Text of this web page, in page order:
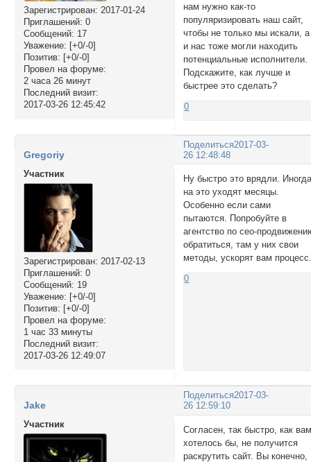
Зарегистрирован: 2017-01-24
Приглашений: 0
Сообщений: 17
Уважение: [+0/-0]
Позитив: [+0/-0]
Провел на форуме:
2 часа 26 минут
Последний визит:
2017-03-26 12:45:42
нам нужно как-то
популяризировать наш сайт,
чтобы не только мы искали, а
и нас тоже могли находить
потенциальные исполнители.
Подскажите, как лучше и
быстрее это сделать?
0
Поделиться2017-03-
26 12:48:48
Gregoriy
Участник
Зарегистрирован: 2017-02-13
Приглашений: 0
Сообщений: 19
Уважение: [+0/-0]
Позитив: [+0/-0]
Провел на форуме:
1 час 33 минуты
Последний визит:
2017-03-26 12:49:07
Ну быстро это врядли.
на это уходят месяцы.
Особенно если сами
пытаются. Попробуйте в
агентство по сео-
обратиться, там у них свои
методы, ускорят вам
0
Поделиться2017-03-
26 12:59:10
Jake
Участник
Согласен, так быстро, как
хотелось бы, не получится
раскрутить сайт. Вы конечно,